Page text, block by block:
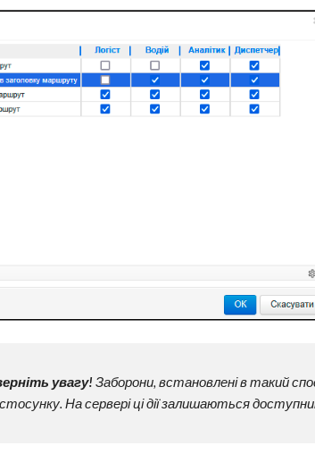
увагу! Заборони, встановлені в такий
На сервері ці дії залишаються